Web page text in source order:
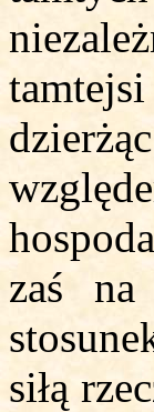
zaś na
siłą